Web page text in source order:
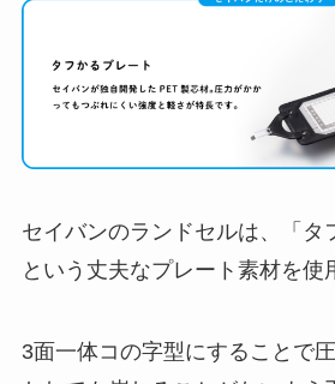
セイバンのランドセルは、「タ
という丈夫なプレート素材を使
3面一体コの字型にすることで